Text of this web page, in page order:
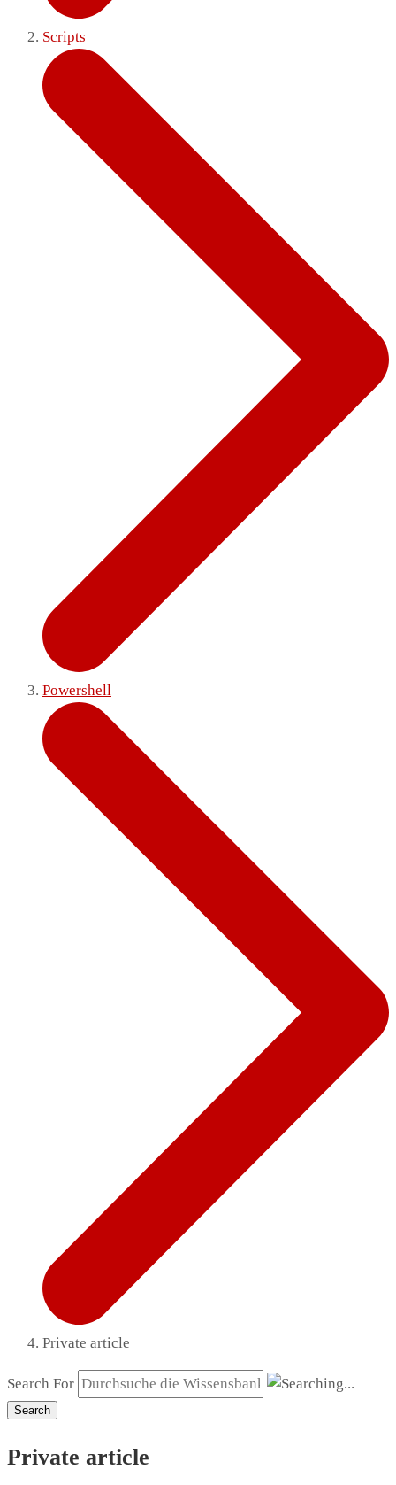
Scripts
Powershell
Private article
Search For
Search
Private article